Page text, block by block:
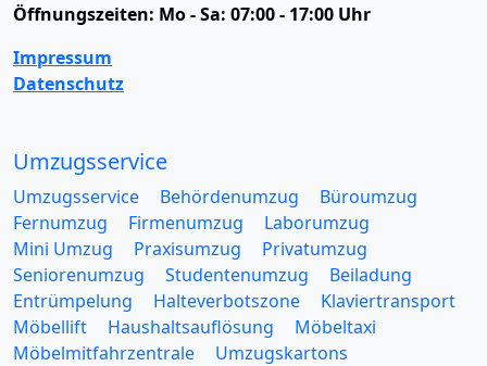
Öffnungszeiten: Mo - Sa: 07:00 - 17:00 Uhr
Impressum
Datenschutz
Umzugsservice
Umzugsservice Behördenumzug
Büroumzug
Fernumzug
Firmenumzug
Laborumzug
Mini Umzug
Praxisumzug
Privatumzug
Seniorenumzug
Studentenumzug
Beiladung
Entrümpelung
Halteverbotszone
Klaviertransport
Möbellift
Haushaltsauflösung
Möbeltaxi
Möbelmitfahrzentrale
Umzugskartons